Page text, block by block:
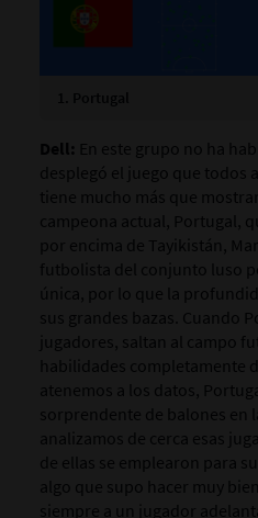
Dell: En este grupo no ha
desplegó el juego que todos
tiene mucho más que
campeona actual, Portugal,
por encima de Tayikistán,
futbolista del conjunto luso
única, por lo que la
sus grandes bazas. Cuando
jugadores, saltan al campo
habilidades completamente
atenemos a los datos,
sorprendente de balones en
analizamos de cerca esas
de ellas se emplearon para
algo que supo hacer muy
siempre a un jugador